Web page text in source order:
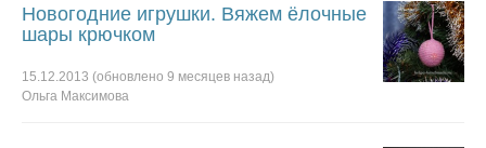
Новогодние игрушки. Вяжем ёлочные
шары крючком
15.12.2013 (обновлено 9 месяцев назад)
Ольга Максимова